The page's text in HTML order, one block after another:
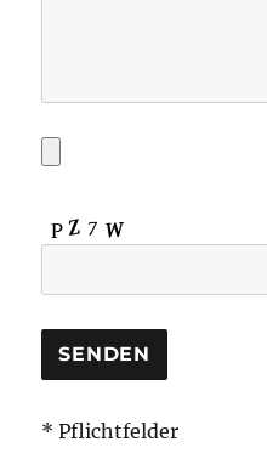
* Pflichtfelder